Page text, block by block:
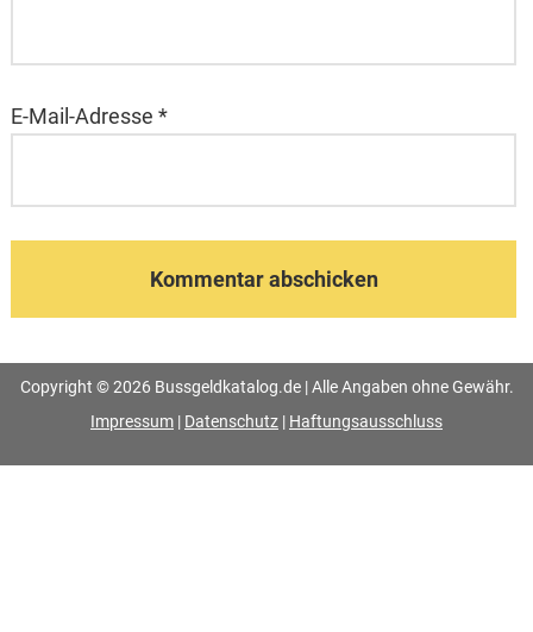
E-Mail-Adresse *
Copyright © 2026 Bussgeldkatalog.de | Alle Angaben ohne Gewähr.
Impressum | Datenschutz | Haftungsausschluss